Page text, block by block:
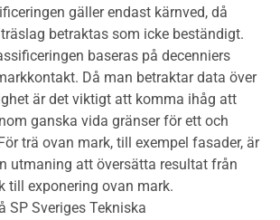
gäller endast kärnved, då
betraktas som icke beständigt.
baseras på decenniers
Då man betraktar data över
är det viktigt att komma ihåg att
ganska vida gränser för ett och
trä ovan mark, till exempel fasader, är
utmaning att översätta resultat från
till exponering ovan mark.
SP Sveriges Tekniska